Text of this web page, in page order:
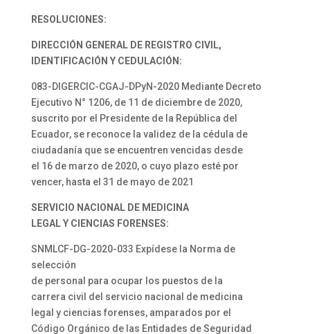
RESOLUCIONES:
DIRECCIÓN GENERAL DE REGISTRO CIVIL,
IDENTIFICACIÓN Y CEDULACIÓN:
083-DIGERCIC-CGAJ-DPyN-2020 Mediante Decreto
Ejecutivo N° 1206, de 11 de diciembre de 2020,
suscrito por el Presidente de la República del
Ecuador, se reconoce la validez de la cédula de
ciudadanía que se encuentren vencidas desde
el 16 de marzo de 2020, o cuyo plazo esté por
vencer, hasta el 31 de mayo de 2021
SERVICIO NACIONAL DE MEDICINA
LEGAL Y CIENCIAS FORENSES:
SNMLCF-DG-2020-033 Expídese la Norma de
selección
de personal para ocupar los puestos de la
carrera civil del servicio nacional de medicina
legal y ciencias forenses, amparados por el
Código Orgánico de las Entidades de Seguridad